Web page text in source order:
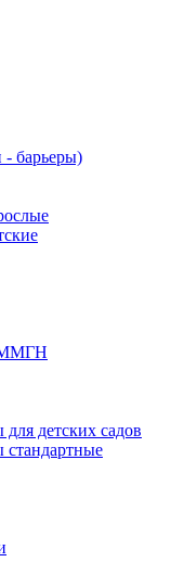
барьеры)
ММГН
детских садов